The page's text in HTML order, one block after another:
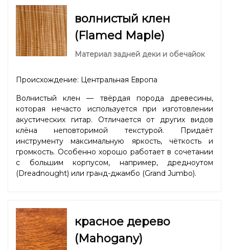
волнистый клен
(Flamed Maple)
Материал задней деки и обечайок
Происхождение: Центральная Европа
Волнистый клен — твёрдая порода древесины,
которая нечасто используется при изготовлении
акустических гитар. Отличается от других видов
клёна неповторимой текстурой. Придаёт
инструменту максимальную яркость, чёткость и
громкость. Особенно хорошо работает в сочетании
с большим корпусом, например, дредноутом
(Dreadnought) или гранд-джамбо (Grand Jumbo).
красное дерево
(Mahogany)